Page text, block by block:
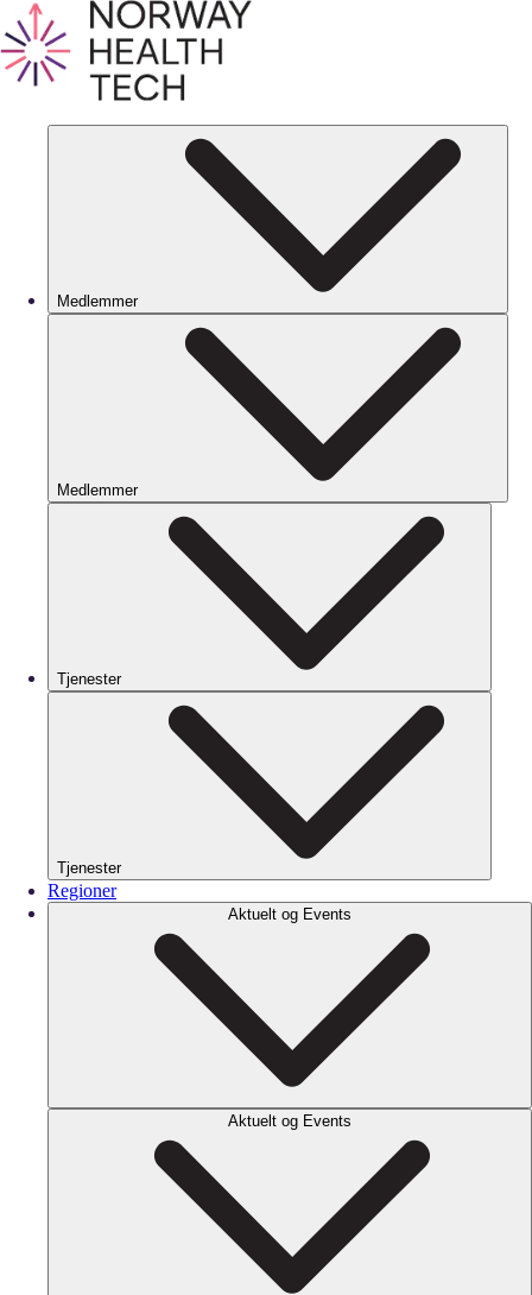
Medlemmer
Medlemmer
Tjenester
Tjenester
Regioner
Aktuelt og Events
Aktuelt og Events